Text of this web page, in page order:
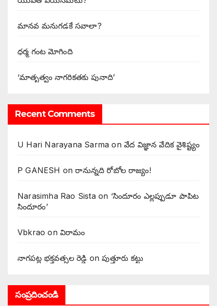
మానవ మనుగడకే సవాలా?
ధర్మ గంట మోగింది
‘మాతృత్వం నాగరికతకు పునాది’
Recent Comments
U Hari Narayana Sarma onవేద విజ్ఞాన వేదిక వైశిష్ట్యం
P GANESH on‌రానున్నది రోబోల రాజ్యం!
Narasimha Rao Sistaon ‘సిందూరం ఎల్లప్పుడూ పాపిట
సిందూరం’
Vbkrao onవిరామం
నాగపట్ల భక్తవత్సల రెడ్డి onపుత్తూరు కట్టు
సంప్రదించండి